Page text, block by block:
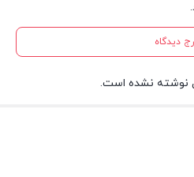
دیدگاه
نوشته نشده است.